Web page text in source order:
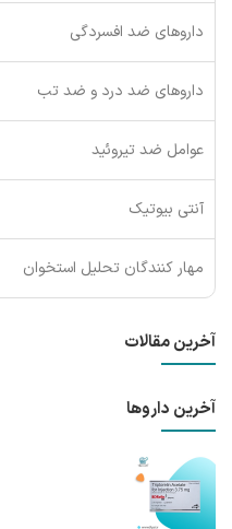
داروهای ضد افسردگی
داروهای ضد درد و ضد تب
عوامل ضد تیروئید
آنتی بیوتیک
مهار کنندگان تحلیل استخوان
آخرین مقالات
آخرین داروها